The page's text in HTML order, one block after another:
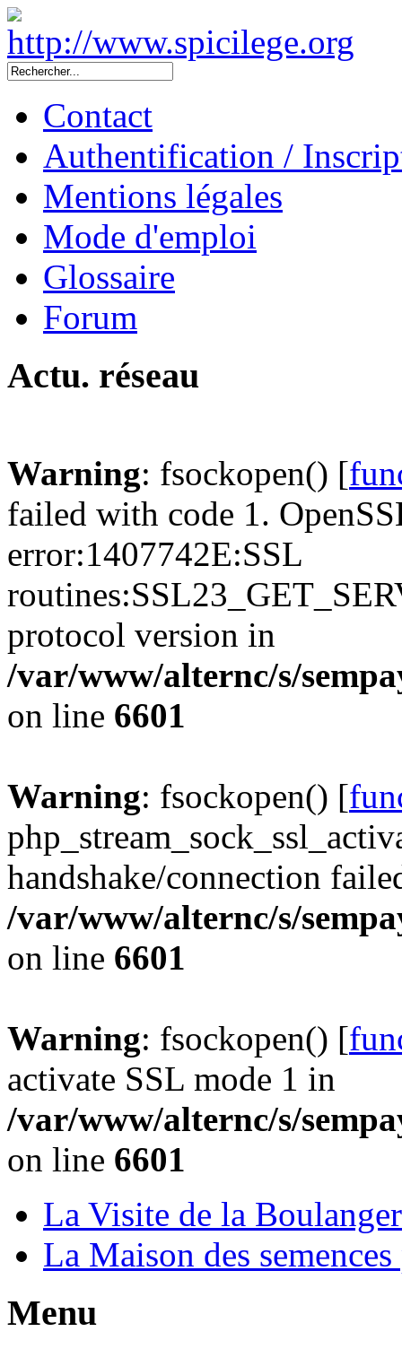
Contact
Authentification /
Mentions légales
Mode d'emploi
Glossaire
Forum
Actu. réseau
Warning: fsockopen() [
failed with code 1.
error:1407742E:SSL
protocol version in
/var/www/alternc/s/
on line 6601
Warning: fsockopen() [
handshake/connection
/var/www/alternc/s/
on line 6601
Warning: fsockopen() [
activate SSL mode 1 in
/var/www/alternc/s/
on line 6601
La Visite de la
La Maison des
Menu